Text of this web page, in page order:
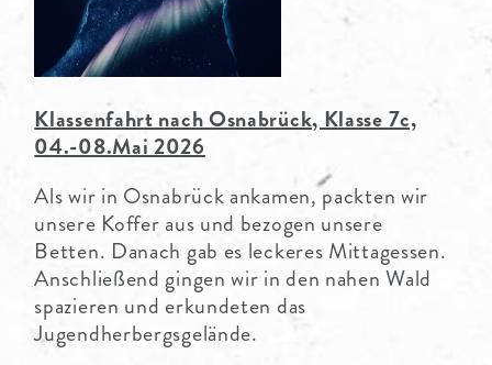
Klassenfahrt nach Osnabrück, Klasse 7c,
04.-08.Mai 2026
Als wir in Osnabrück ankamen, packten wir
unsere Koffer aus und bezogen unsere
Betten. Danach gab es leckeres Mittagessen.
Anschließend gingen wir in den nahen Wald
spazieren und erkundeten das
Jugendherbergsgelände.